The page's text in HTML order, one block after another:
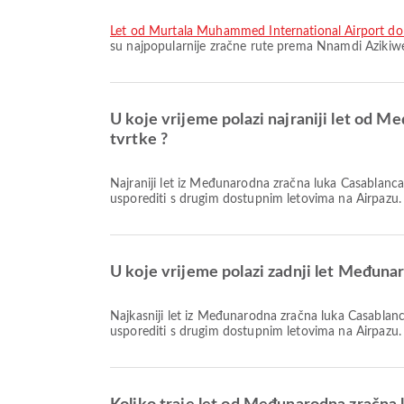
let od Murtala Muhammed International Airport
su najpopularnije zračne rute prema Nnamdi
U koje vrijeme polazi najraniji let od
tvrtke ?
Najraniji let iz Međunarodna zračna luka Casablanca Mohammed V za Nnamdi Azikiwe International Airport s Royal Air Maroc polazi u 00:01. Ovaj red letenja možete pronaći i
usporediti s drugim dostupnim letovima na Airpazu.
U koje vrijeme polazi zadnji let
Najkasniji let iz Međunarodna zračna luka Casablanca Mohammed V za Nnamdi Azikiwe International Airport s Qatar Airways polazi u 01:01. Ovaj red letenja možete pronaći i
usporediti s drugim dostupnim letovima na Airpazu.